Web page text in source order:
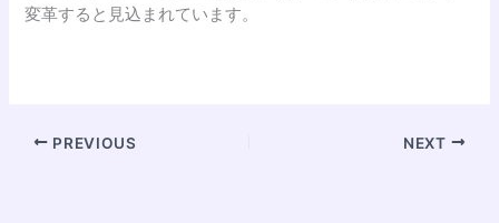
変革すると見込まれています。
PREVIOUS NEXT